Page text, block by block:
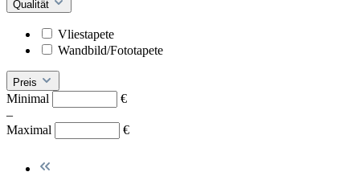
Qualität
Vliestapete
Wandbild/Fototapete
Preis
Minimal
€
–
Maximal
€